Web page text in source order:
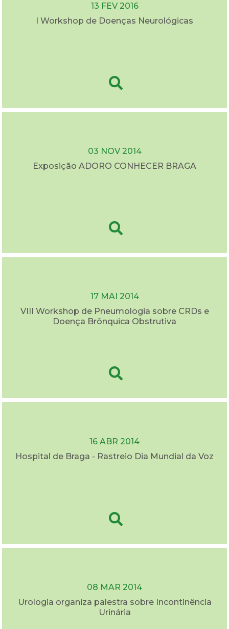
13 FEV 2016
I Workshop de Doenças Neurológicas
03 NOV 2014
Exposição ADORO CONHECER BRAGA
17 MAI 2014
VIII Workshop de Pneumologia sobre CRDs e
Doença Brônquica Obstrutiva
16 ABR 2014
Hospital de Braga - Rastreio Dia Mundial da Voz
08 MAR 2014
Urologia organiza palestra sobre Incontinência
Urinária